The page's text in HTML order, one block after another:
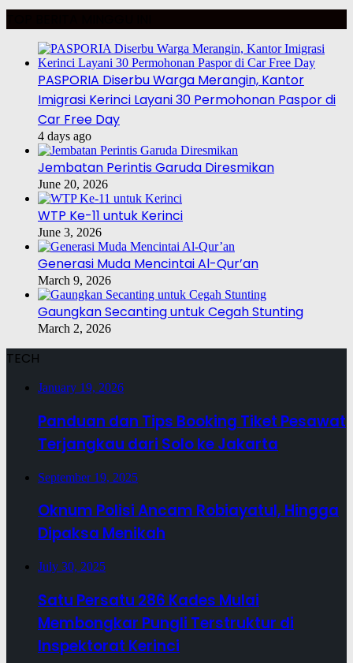
PASPORIA Diserbu Warga Merangin, Kantor
Imigrasi Kerinci Layani 30 Permohonan Paspor di
Car Free Day
4 days ago
Jembatan Perintis Garuda Diresmikan
June 20, 2026
WTP Ke-11 untuk Kerinci
June 3, 2026
Generasi Muda Mencintai Al-Qur’an
March 9, 2026
Gaungkan Secanting untuk Cegah Stunting
March 2, 2026
TECH
January 19, 2026
Panduan dan Tips Booking Tiket Pesawat
Terjangkau dari Solo ke Jakarta
September 19, 2025
Oknum Polisi Ancam Robiayatul, Hingga
Dipaksa Menikah
July 30, 2025
Satu Persatu 286 Kades Mulai
Membongkar Pungli Terstruktur di
Inspektorat Kerinci